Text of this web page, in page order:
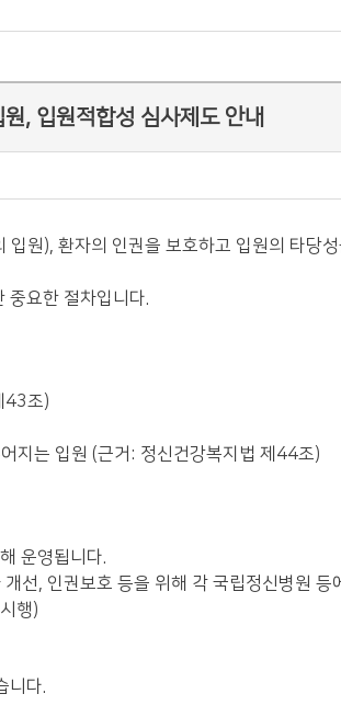
원, 입원적합성 심사제도 안내
원), 환자의 인권을 보호하고 입원의 타당
중요한 절차입니다.
43조)
지는 입원 (근거: 정신건강복지법 제44조)
운영됩니다.
선, 인권보호 등을 위해 각 국립정신병원
행)
니다.